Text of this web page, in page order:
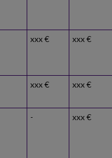
xxx € xxx €
xxx € xxx €
- xxx €